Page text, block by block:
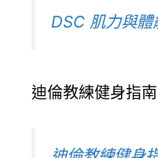
DSC 肌力與體
迪倫教練健身指